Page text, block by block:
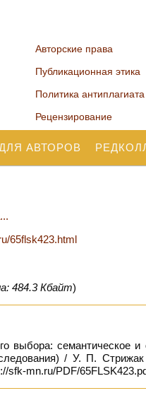
Авторские права
Публикационная этика
Политика антиплагиата
Рецензирование
АВТОРОВ
65flsk423.html
484.3 Кбайт)
выбора: семантическое и
/ У. П.
mn.ru/PDF/